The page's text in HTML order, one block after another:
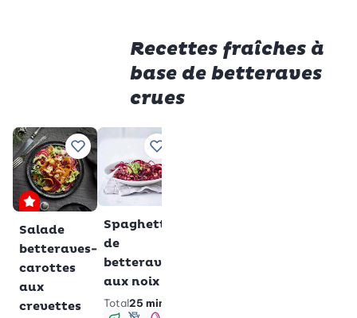
Recettes fraîches à
base de betteraves
crues
Ajouter à vos recettes préférées
Premium
Salade
betteraves-
carottes
aux
crevettes
Ajouter à vos recettes préférées
Spaghettis
de
betteraves
aux noix
Total25 min